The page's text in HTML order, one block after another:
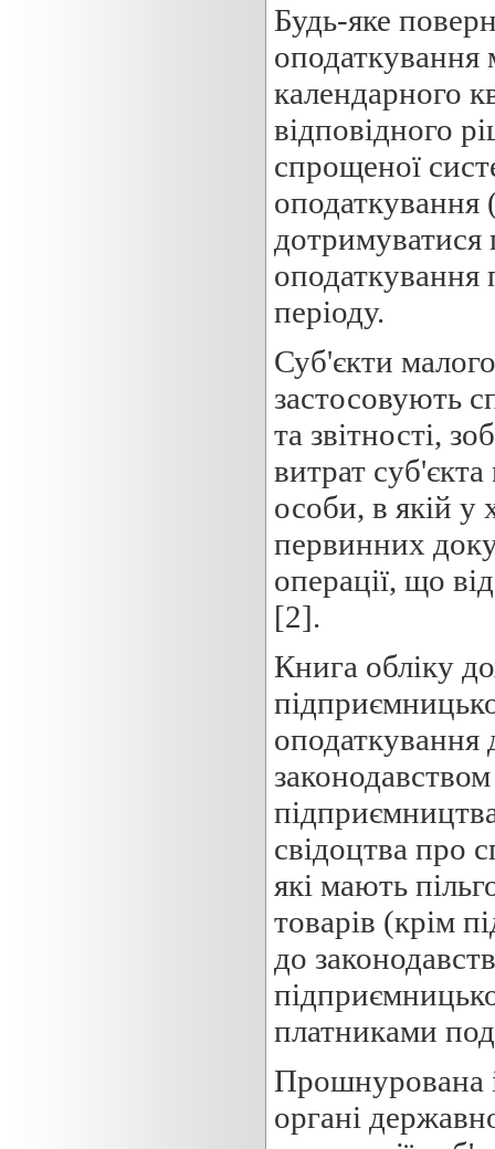
Будь-яке
оподаткування
календарного
відповідного
спрощеної
оподаткування
оподаткування
періоду.
Суб'єкти
застосовують
та звітності,
витрат
особи, в якій у
первинних
операції, що
[2].
Книга обліку
оподаткування
свідоцтва про
які мають
товарів (крім
до
платниками
Прошнурована
органі